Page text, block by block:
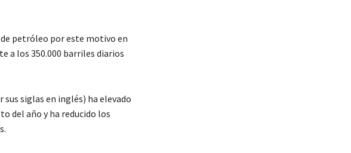
petróleo por este motivo en
a los 350.000 barriles diarios
siglas en inglés) ha elevado
del año y ha reducido los